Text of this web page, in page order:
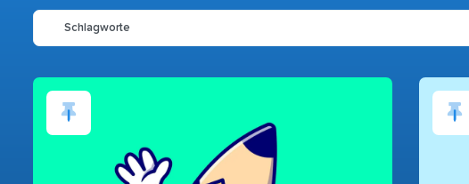
Schlagworte